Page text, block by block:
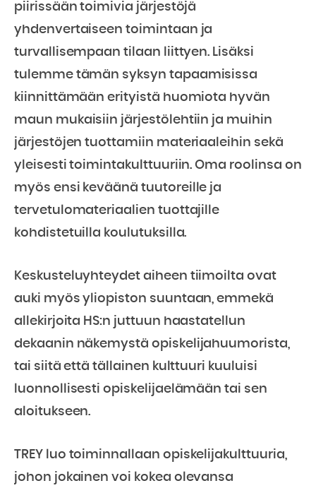
piirissään toimivia järjestöjä
yhdenvertaiseen toimintaan ja
turvallisempaan tilaan liittyen. Lisäksi
tulemme tämän syksyn tapaamisissa
kiinnittämään erityistä huomiota hyvän
maun mukaisiin järjestölehtiin ja muihin
järjestöjen tuottamiin materiaaleihin sekä
yleisesti toimintakulttuuriin. Oma roolinsa on
myös ensi keväänä tuutoreille ja
tervetulomateriaalien tuottajille
kohdistetuilla koulutuksilla.
Keskusteluyhteydet aiheen tiimoilta ovat
auki myös yliopiston suuntaan, emmekä
allekirjoita HS:n juttuun haastatellun
dekaanin näkemystä opiskelijahuumorista,
tai siitä että tällainen kulttuuri kuuluisi
luonnollisesti opiskelijaelämään tai sen
aloitukseen.
TREY luo toiminnallaan opiskelijakulttuuria,
johon jokainen voi kokea olevansa